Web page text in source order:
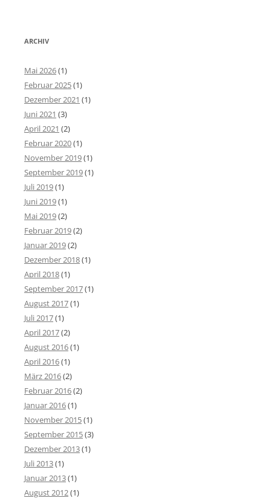
ARCHIV
Mai 2026(1)
Februar 2025(1)
Dezember 2021 (1)
Juni 2021 (3)
April 2021 (2)
Februar 2020(1)
November 2019(1)
September 2019(1)
Juli 2019(1)
Juni 2019(1)
Mai 2019(2)
Februar 2019(2)
Januar 2019(2)
Dezember 2018(1)
April 2018(1)
September 2017(1)
August 2017(1)
Juli 2017(1)
April 2017(2)
August 2016(1)
April 2016(1)
März 2016(2)
Februar 2016(2)
Januar 2016(1)
November 2015(1)
September 2015(3)
Dezember 2013(1)
Juli 2013(1)
Januar 2013(1)
August 2012(1)